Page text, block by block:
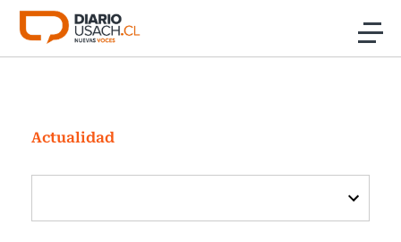
Click acá para ir directamente al contenido
Investigación
Cultura
Programas Radio y TV Usach
Actualidad